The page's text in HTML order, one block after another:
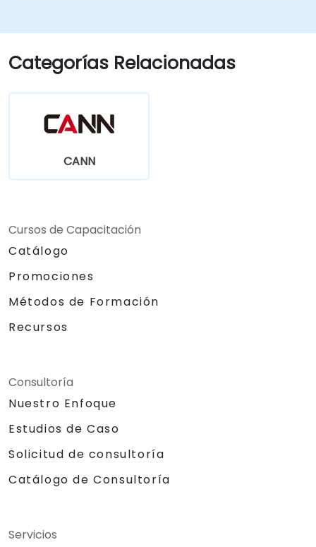
Categorías Relacionadas
CANN
Cursos de Capacitación
Catálogo
Promociones
Métodos de Formación
Recursos
Consultoría
Nuestro Enfoque
Estudios de Caso
Solicitud de consultoría
Catálogo de Consultoría
Servicios